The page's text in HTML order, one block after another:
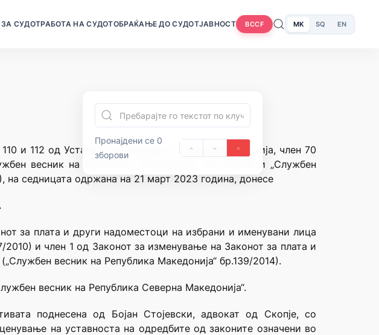
ЗА СУДОТРАБОТА НА СУДОТОБРАЌАЊЕ ДО СУДОТЈАВНОСТ BCCF MK SQ EN
Пронајдени се 0
зборови
и 112 од Уставот на Република Северна Македонија, член 70
весник на Република Македонија” бр.70/1992 и „Службен
седницата одржана на 21 март 2023 година, донесе
за плата и други надоместоци на избрани и именувани лица
и член 1 од Законот за изменување на Законот за плата и
весник на Република Македонија“ бр.139/2014).
весник на Република Северна Македонија“.
поднесена од Бојан Стојевски, адвокат од Скопје, со
на уставноста на одредбите од законите означени во